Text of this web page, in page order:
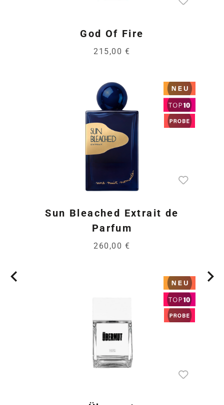
God Of Fire
215,00 €
Sun Bleached Extrait de
Parfum
260,00 €